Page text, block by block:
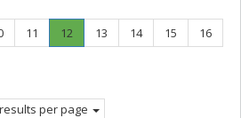
Page
11 Page
12
Current
Page
13 Page
14 Page
15 Page
16
per page